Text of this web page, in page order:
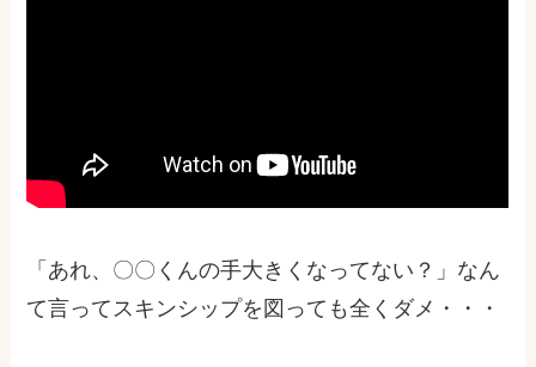
「あれ、〇〇くんの手大きくなってない？」なん
て言ってスキンシップを図っても全くダメ・・・